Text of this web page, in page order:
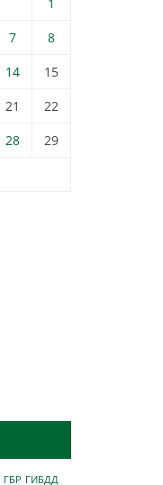
1
7
8
14
15
21
22
28
29
ГБР ГИБДД